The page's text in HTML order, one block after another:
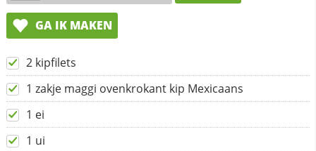
GA IK MAKEN
2 kipfilets
1 zakje maggi ovenkrokant kip Mexicaans
1 ei
1 ui